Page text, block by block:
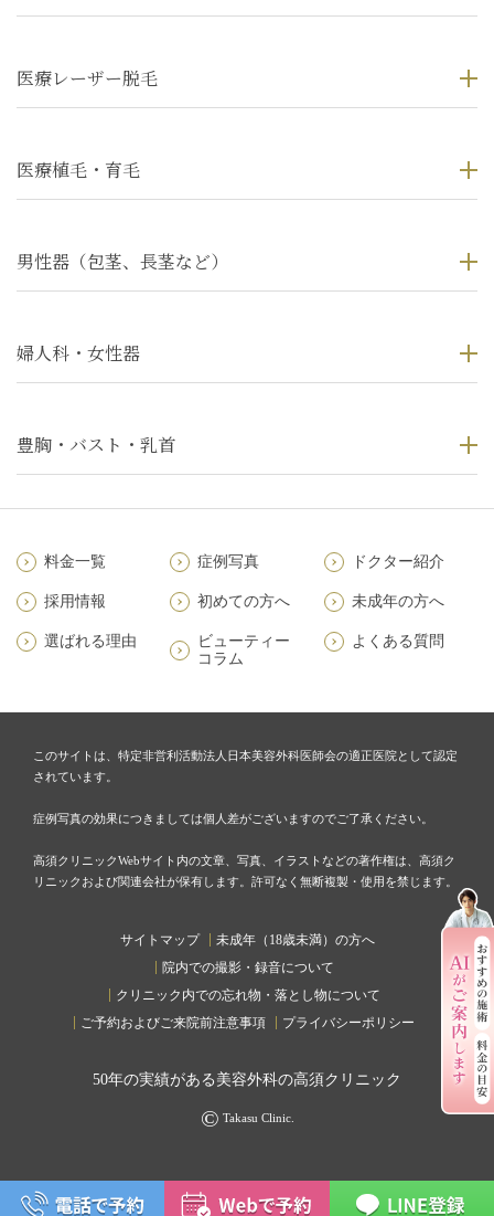
医療レーザー脱毛
医療植毛・育毛
男性器（包茎、長茎など）
婦人科・女性器
豊胸・バスト・乳首
料金一覧 症例写真 ドクター紹介
採用情報 初めての方へ 未成年の方へ
選ばれる理由
ビューティー
コラム
よくある質問
このサイトは、特定非営利活動法人日本美容外科医師会の適正医院として認定
されています。
症例写真の効果につきましては個人差がございますのでご了承ください。
高須クリニックWebサイト内の文章、写真、イラストなどの著作権は、高須ク
リニックおよび関連会社が保有します。許可なく無断複製・使用を禁じます。
サイトマップ
未成年（18歳未満）の方へ
院内での撮影・録音について
クリニック内での忘れ物・落とし物について
ご予約およびご来院前注意事項
プライバシーポリシー
50年の実績がある美容外科の高須クリニック
© Takasu Clinic.